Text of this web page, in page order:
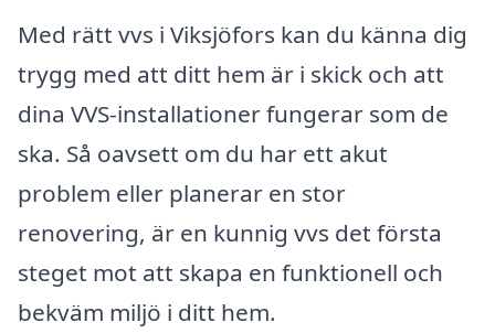
Med rätt vvs i Viksjöfors kan du känna dig
trygg med att ditt hem är i skick och att
dina VVS-installationer fungerar som de
ska. Så oavsett om du har ett akut
problem eller planerar en stor
renovering, är en kunnig vvs det första
steget mot att skapa en funktionell och
bekväm miljö i ditt hem.